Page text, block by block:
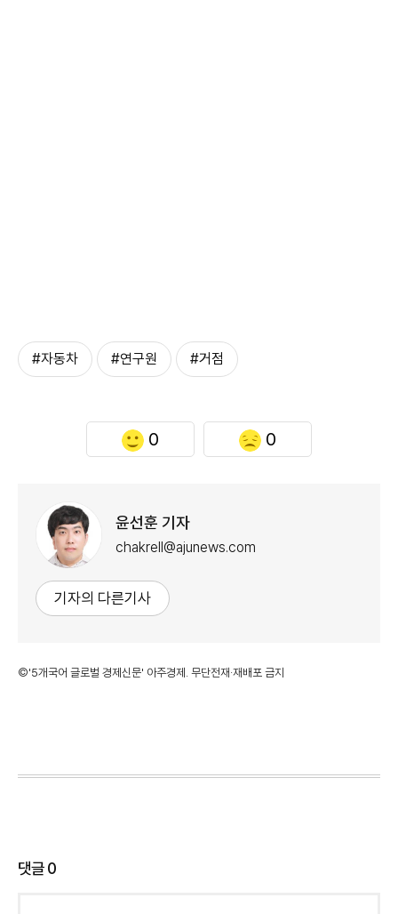
#자동차 #연구원 #거점
0 0
윤선훈 기자
chakrell@ajunews.com
기자의 다른기사
©'5개국어 글로벌 경제신문' 아주경제. 무단전재·재배포 금지
댓글0